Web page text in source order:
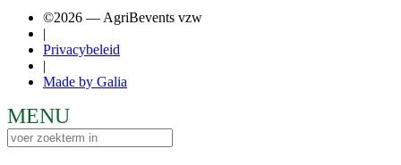
©2026 — AgriBevents vzw
|
Privacybeleid
|
Made by Galia